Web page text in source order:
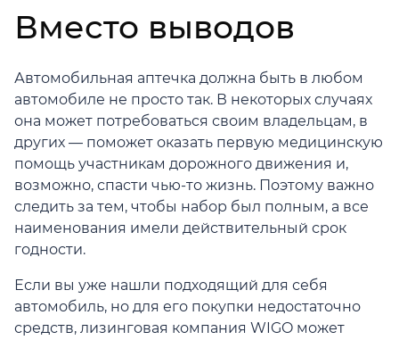
Вместо выводов
Автомобильная аптечка должна быть в любом
автомобиле не просто так. В некоторых случаях
она может потребоваться своим владельцам, в
других — поможет оказать первую медицинскую
помощь участникам дорожного движения и,
возможно, спасти чью-то жизнь. Поэтому важно
следить за тем, чтобы набор был полным, а все
наименования имели действительный срок
годности.
Если вы уже нашли подходящий для себя
автомобиль, но для его покупки недостаточно
средств, лизинговая компания WIGO может